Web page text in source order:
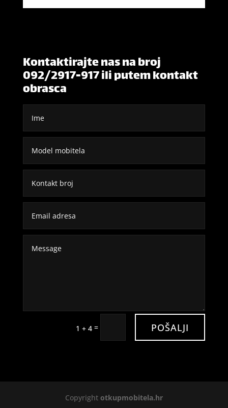
Kontaktirajte nas na broj
092/2917-917 ili putem kontakt
obrasca
1 + 4 = POŠALJI
Copyright otkupmobitela.hr